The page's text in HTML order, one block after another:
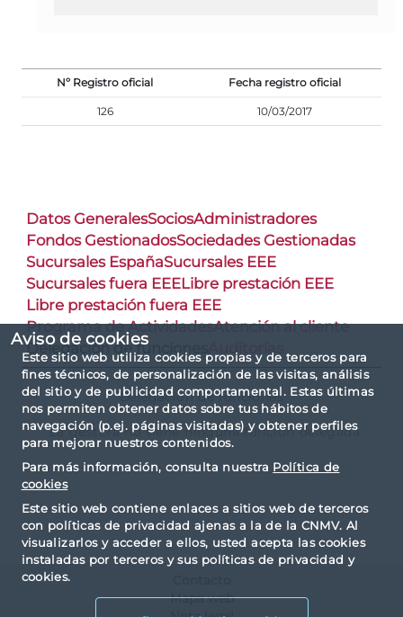
Aviso de cookies
Este sitio web utiliza cookies propias y de terceros para
fines técnicos, de personalización de las visitas, análisis
del sitio y de publicidad comportamental. Estas últimas
nos permiten obtener datos sobre tus hábitos de
navegación (p.ej. páginas visitadas) y obtener perfiles
para mejorar nuestros contenidos.
Para más información, consulta nuestra Política de
cookies
Este sitio web contiene enlaces a sitios web de terceros
con políticas de privacidad ajenas a la de la CNMV. Al
visualizarlos y acceder a ellos, usted acepta las cookies
instaladas por terceros y sus políticas de privacidad y
cookies.
Nº Registro oficial Fecha registro oficial
126 10/03/2017
Datos GeneralesSociosAdministradores
Fondos GestionadosSociedades Gestionadas
Sucursales EspañaSucursales EEE
Sucursales fuera EEELibre prestación EEE
Libre prestación fuera EEE
Programa de ActividadesAtención al cliente
Delegación de funciones
Auditorías
Delegación de funciones
La gestora no tiene ninguna función delegada
Mapa web